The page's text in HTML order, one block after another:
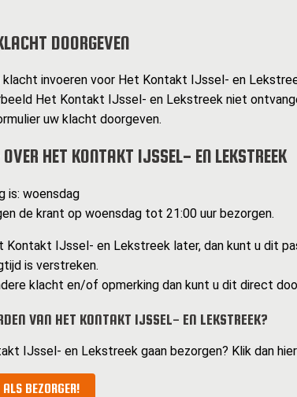
DOORGEVEN
klacht invoeren voor Het Kontakt IJssel- en
Het Kontakt IJssel- en Lekstreek niet
uw klacht doorgeven.
HET KONTAKT IJSSEL- EN LEKSTREEK
is: woensdag
de krant op woensdag tot 21:00 uur bezorgen.
Kontakt IJssel- en Lekstreek later, dan kunt u dit
is verstreken.
klacht en/of opmerking dan kunt u dit direct
VAN HET KONTAKT IJSSEL- EN LEKSTREEK?
IJssel- en Lekstreek gaan bezorgen? Klik dan
BEZORGER!